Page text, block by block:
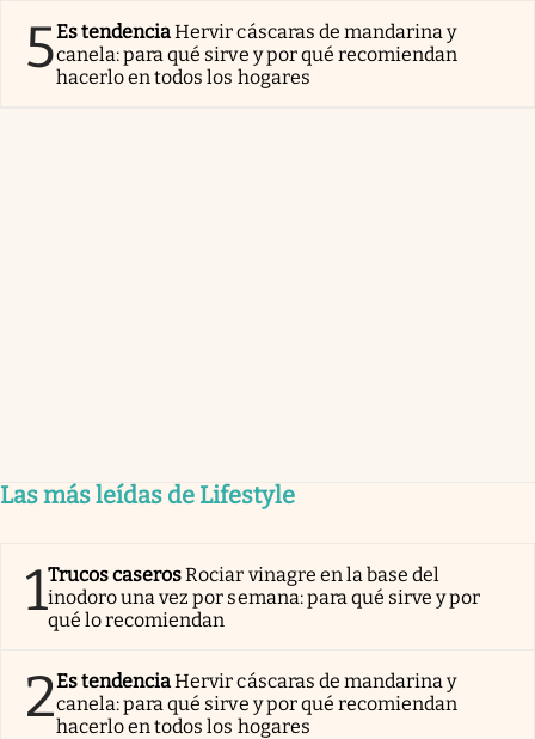
5Es tendenciaHervir cáscaras de mandarina y
canela: para qué sirve y por qué recomiendan
hacerlo en todos los hogares
Las más leídas de Lifestyle
1Trucos caserosRociar vinagre en la base del
inodoro una vez por semana: para qué sirve y por
qué lo recomiendan
2Es tendenciaHervir cáscaras de mandarina y
canela: para qué sirve y por qué recomiendan
hacerlo en todos los hogares